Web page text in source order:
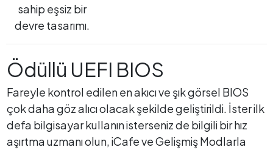
sahip eşsiz bir
devre tasarımı.
Ödüllü UEFI BIOS
Fareyle kontrol edilen en akıcı ve şık görsel BIOS
çok daha göz alıcı olacak şekilde geliştirildi. İster ilk
defa bilgisayar kullanın isterseniz de bilgili bir hız
aşırtma uzmanı olun, iCafe ve Gelişmiş Modlarla